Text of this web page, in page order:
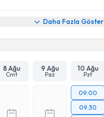
Daha Fazla Göster
8 Ağu
Cmt
9 Ağu
Paz
10 Ağu
Pzt
09:00
09:30